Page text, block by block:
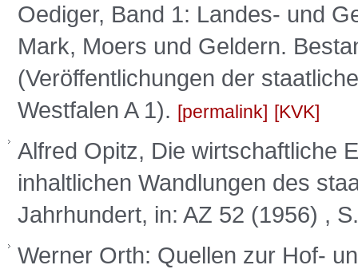
Oediger, Band 1: Landes- und
Mark, Moers und Geldern.
(Veröffentlichungen der
Westfalen A 1).
permalink KVK
Alfred Opitz, Die wirtschaftliche
inhaltlichen Wandlungen des
Jahrhundert, in: AZ 52 (1956) ,
Werner Orth: Quellen zur Hof-